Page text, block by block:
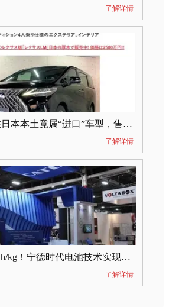
了解详情
雷克萨斯LM在日本本土竟属“进口”车型，售价2580万日元
了解详情
能量密度304Wh/kg！宁德时代电池技术实现突破
了解详情